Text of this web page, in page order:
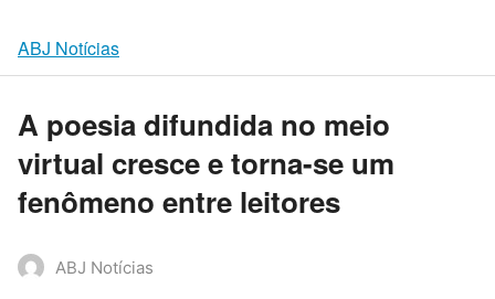
ABJ Notícias
A poesia difundida no meio
virtual cresce e torna-se um
fenômeno entre leitores
ABJ Notícias